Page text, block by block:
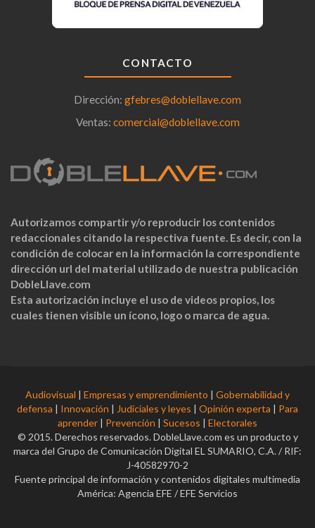
CONTACTO
Dirección: gfebres@doblellave.com
Ventas: comercial@doblellave.com
Autorizamos compartir y/o reproducir los contenidos
redaccionales citando la respectiva fuente. Es decir, con la
condición de colocar en la información la correspondiente
dirección url del material utilizado de nuestra publicación
DobleLlave.com
Esta autorización incluye el uso de videos propios, los
cuales tienen visible un ícono, logo o marca de agua.
Audiovisual | Empresas y emprendimiento | Gobernabilidad y
defensa | Innovación | Judiciales y leyes | Opinión experta | Para
aprender | Prevención | Sucesos | Electorales
© 2015. Derechos reservados. DobleLlave.com es un producto y
marca del Grupo de Comunicación Digital EL SUMARIO, C.A. / RIF:
J-40582970-2
Fuente principal de información y contenidos digitales multimedia
América: Agencia EFE / EFE Servicios